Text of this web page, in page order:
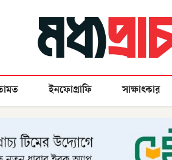
ইনফোগ্রাফি সাক্ষাৎকার